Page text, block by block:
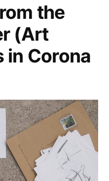
the
(Art
in Corona